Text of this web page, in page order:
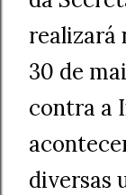
realizará
30 de
contra a
diversas